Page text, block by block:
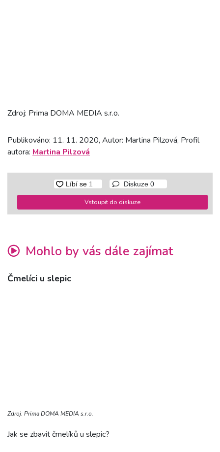
Zdroj: Prima DOMA MEDIA s.r.o.
Publikováno: 11. 11. 2020, Autor: Martina Pilzová, Profil
autora: Martina Pilzová
Diskuze 0
Vstoupit do diskuze
Mohlo by vás dále zajímat
Čmelíci u slepic
Zdroj: Prima DOMA MEDIA s.r.o.
Jak se zbavit čmelíků u slepic?